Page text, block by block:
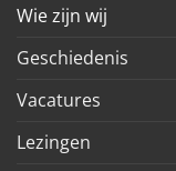
Wie zijn wij
Geschiedenis
Vacatures
Lezingen